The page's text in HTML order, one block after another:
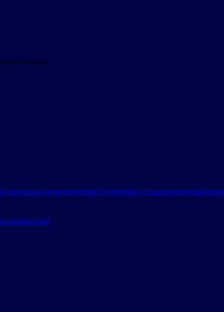
помощь
педагогической поддержки и психологической
патриотизма